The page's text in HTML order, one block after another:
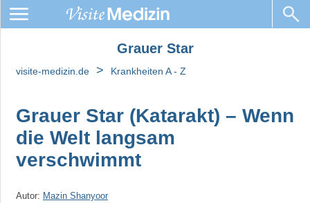
Grauer Star
visite-medizin.de > Krankheiten A - Z
Grauer Star (Katarakt) – Wenn
die Welt langsam
verschwimmt
Autor: Mazin Shanyoor
Star
►